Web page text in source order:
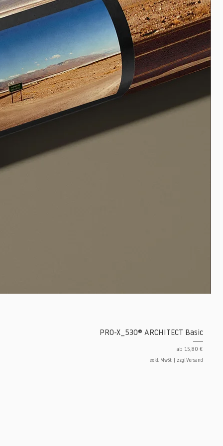
PRO-X_530® ARCHITECT Basic
ab 15,80 €
Sale-Preis
exkl. MwSt. zzgl.Versand